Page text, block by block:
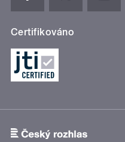
Certifikováno